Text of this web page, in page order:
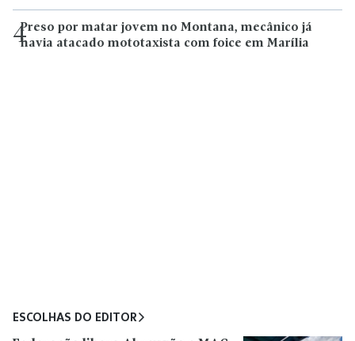
4Preso por matar jovem no Montana, mecânico já
havia atacado mototaxista com foice em Marília
ESCOLHAS DO EDITOR